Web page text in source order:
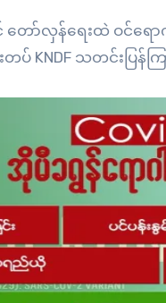
တော်လှန်ရေးထဲ ဝ
KNDF သတင်းပြန်ကြ